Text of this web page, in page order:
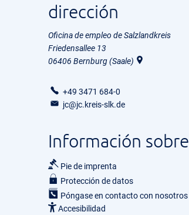
dirección
Oficina de empleo de Salzlandkreis
Friedensallee 13
06406 Bernburg (Saale)
+49 3471 684-0
jc@jc.kreis-slk.de
Información sobre
Pie de imprenta
Protección de datos
Póngase en contacto con nosotros
Accesibilidad